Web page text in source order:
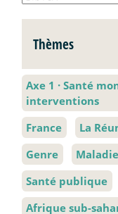
Thèmes
Axe 1 · Santé
interventions
France
La
Genre
Santé publique
Afrique sub-